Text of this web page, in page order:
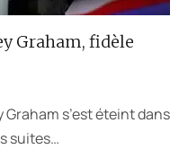
Graham, fidèle
s’est éteint dans
suites…